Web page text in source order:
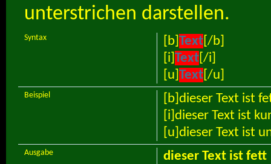
unterstrichen darstellen.
[b] Text[/b]
[i] Text[/i]
[u] Text[/u]
Syntax
[b]dieser Text ist
[i]dieser Text ist
[u]dieser Text ist
Beispiel
dieser Text ist fett
Ausgabe